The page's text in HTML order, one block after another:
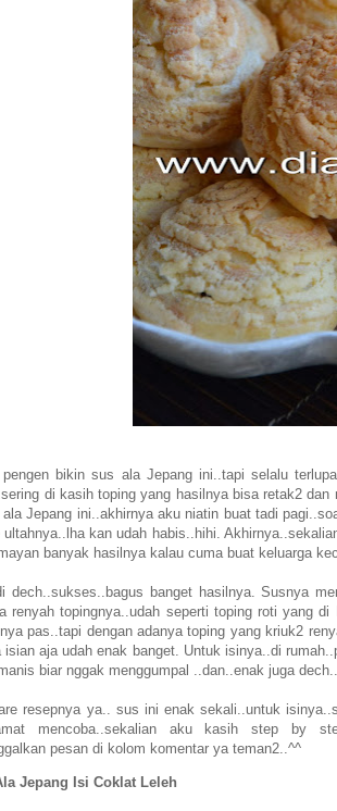
bikin sus ala Jepang ini..tapi selalu
di kasih toping yang hasilnya bisa retak2
Jepang ini..akhirnya aku niatin buat tadi
kan udah habis..hihi.
banyak hasilnya kalau cuma buat keluarga
dech..sukses..bagus banget hasilnya. Susnya
renyah topingnya..udah seperti toping roti yang
pas..tapi dengan adanya toping yang kriuk2
isian aja udah enak banget. Untuk isinya..di
biar nggak menggumpal ..dan..enak juga
resepnya ya.. sus ini enak sekali..untuk
mencoba..sekalian aku kasih step by
pesan di kolom komentar ya teman2..^^
Jepang Isi Coklat Leleh